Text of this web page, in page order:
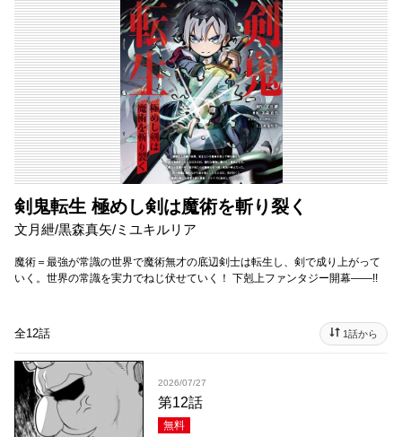
剣鬼転生 極めし剣は魔術を斬り裂く
文月紲/黒森真矢/ミユキルリア
魔術＝最強が常識の世界で魔術無才の底辺剣士は転生し、剣で成り上がって
いく。世界の常識を実力でねじ伏せていく！ 下剋上ファンタジー開幕――!!
全12話 1話から
2026/07/27
第12話
無料